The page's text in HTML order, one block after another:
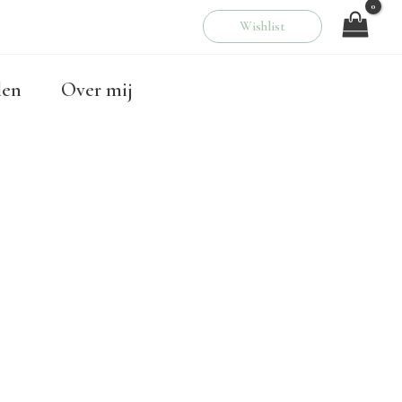
Wishlist
Over mij